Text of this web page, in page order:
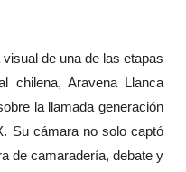
de una de las etapas
chilena, Aravena Llanca
la llamada generación
Su cámara no solo captó
de camaradería, debate y